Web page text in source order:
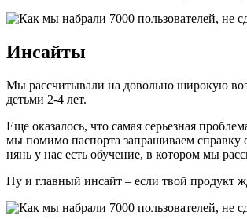
Инсайты
Мы рассчитывали на довольно широкую
детьми 2-4 лет.
Еще оказалось, что самая серьезная
мы помимо паспорта запрашиваем справку
нянь у нас есть обучение, в котором мы
Ну и главный инсайт – если твой продукт